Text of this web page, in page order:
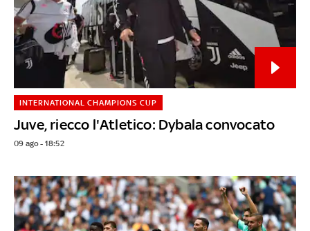
Juve, riecco l'Atletico: Dybala convocato
INTERNATIONAL CHAMPIONS CUP
09 ago - 18:52